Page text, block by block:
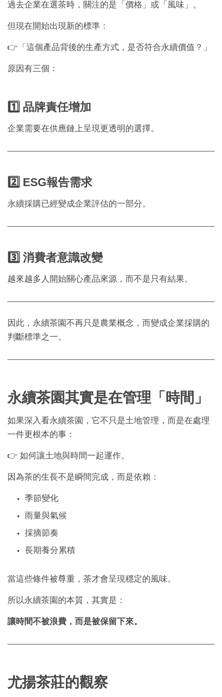
過去企業在選茶時，關注的是「價格」或「風味」。
但現在開始出現新的標準：
👉「這個產品背後的生產方式，是否符合永續價值？」
原因有三個：
1️⃣ 品牌責任增加
企業需要在供應鏈上呈現更透明的選擇。
2️⃣ ESG報告需求
永續採購已經變成企業評估的一部分。
3️⃣ 消費者意識改變
越來越多人開始關心產品來源，而不是只有結果。
因此，永續茶園不再只是農業概念，而變成企業採購的
判斷標準之一。
永續茶園其實是在管理「時間」
如果深入看永續茶園，它不只是土地管理，而是在處理
一件更根本的事：
👉 如何讓土地與時間一起運作。
因為茶的生長不是瞬間完成，而是依賴：
季節變化
雨量與氣候
採摘節奏
長期養分累積
當這些條件被尊重，茶才會呈現穩定的風味。
所以永續茶園的本質，其實是：
讓時間不被浪費，而是被保留下來。
尤揚茶莊的觀察